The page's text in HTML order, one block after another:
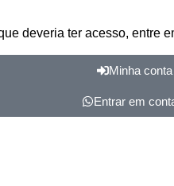
deveria ter acesso, entre
Minha conta
Entrar em